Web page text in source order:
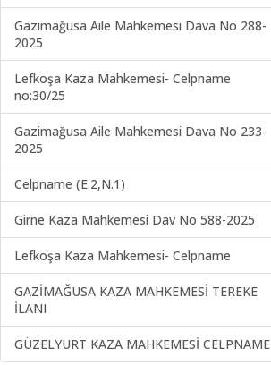
Gazimağusa Aile Mahkemesi Dava No 288-
2025
Lefkoşa Kaza Mahkemesi- Celpname
no:30/25
Gazimağusa Aile Mahkemesi Dava No 233-
2025
Celpname (E.2,N.1)
Girne Kaza Mahkemesi Dav No 588-2025
Lefkoşa Kaza Mahkemesi- Celpname
GAZİMAĞUSA KAZA MAHKEMESİ TEREKE
İLANI
GÜZELYURT KAZA MAHKEMESİ CELPNAME